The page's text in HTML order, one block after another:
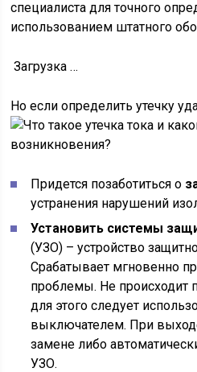
специалиста для точного
использованием штатного
Загрузка …
Но если определить утечку
Придется позаботиться о
устранения нарушений
Установить системы
(УЗО) – устройство
Срабатывает мгновенно
проблемы. Не происходит
для этого следует
выключателем. При
замене либо
УЗО.